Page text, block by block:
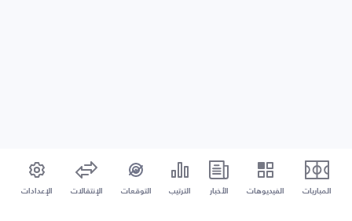
المباريات الفيديوهات الأخبار الترتيب التوقعات الإنتقالات الإعدادات